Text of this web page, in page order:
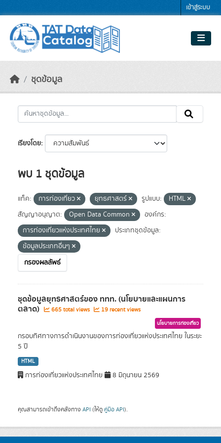
เข้าสู่ระบบ
ชุดข้อมูล
เรียงโดย
พบ 1 ชุดข้อมูล
แท็ค: การท่องเที่ยว ยุทธศาสตร์ รูปแบบ:
HTML
สัญญาอนุญาต:
Open Data Common
องค์กร:
การท่องเที่ยวแห่งประเทศไทย
ประเภทชุดข้อมูล:
ข้อมูลประเภทอื่นๆ
กรองผลลัพธ์
ชุดข้อมูลยุทธศาสตร์ของ ททท. (นโยบายและแผนการ
ตลาด) 665 total views 19 recent views
นโยบายการท่องเที่ยว
กรอบทิศทางการดำเนินงานของการท่องเที่ยวแห่งประเทศไทย ในระยะ
5 ปี
HTML
การท่องเที่ยวแห่งประเทศไทย 8 มิถุนายน 2569
คุณสามารถเข้าถึงคลังทาง API (ให้ดู คู่มือ API).